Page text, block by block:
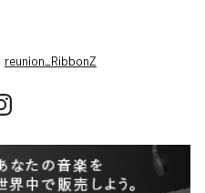
reunion_RibbonZ